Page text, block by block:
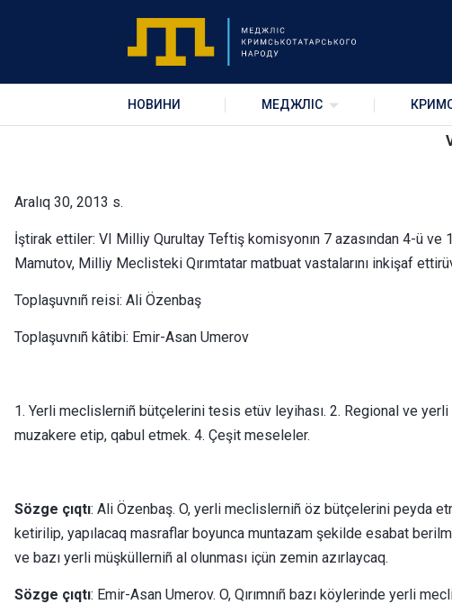
НОВИНИ МЕДЖЛІС
VI Milliy Qurultay Teftiş
Aralıq 30, 2013 s.
İştirak ettiler: VI Milliy Qurultay Teftiş komisyonın 7 azasından 4-ü
Mamutov, Milliy Meclisteki Qırımtatar matbuat vastalarını inkişaf
Toplaşuvnıñ reisi: Ali Özenbaş
Toplaşuvnıñ kâtibi: Emir-Asan Umerov
1. Yerli meclislerniñ bütçelerini tesis etüv leyihası. 2. Regional ve
muzakere etip, qabul etmek. 4. Çeşit meseleler.
Sözge çıqtı: Ali Özenbaş. O, yerli meclislerniñ öz bütçelerini peyda
ketirilip, yapılacaq masraflar boyunca muntazam şekilde esabat
ve bazı yerli müşküllerniñ al olunması içün zemin azırlaycaq.
Sözge çıqtı: Emir-Asan Umerov. O, Qırımnıñ bazı köylerinde yerli